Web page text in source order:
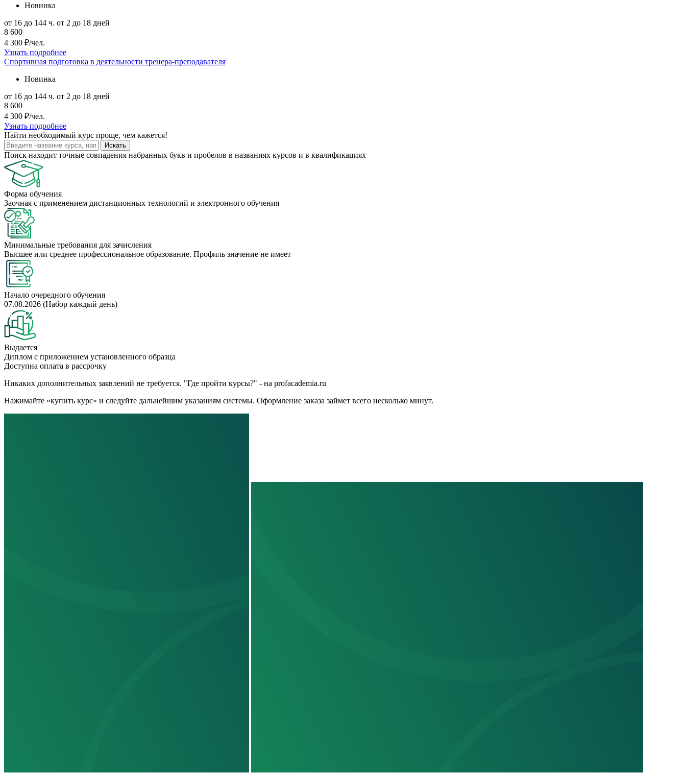
Новинка
от 16 до 144 ч. от 2 до 18 дней
8 600
4 300 ₽/чел.
Узнать подробнее
Спортивная подготовка в деятельности тренера-преподавателя
Новинка
от 16 до 144 ч. от 2 до 18 дней
8 600
4 300 ₽/чел.
Узнать подробнее
Найти необходимый курс проще, чем кажется!
Искать
Поиск находит точные совпадения набранных букв и пробелов в названиях курсов и в квалификациях
Форма обучения
Заочная с применением дистанционных технологий и электронного обучения
Минимальные требования для зачисления
Высшее или среднее профессиональное образование. Профиль значение не имеет
Начало очередного обучения
07.08.2026 (Набор каждый день)
Выдается
Диплом с приложением установленного образца
Доступна оплата в рассрочку
Никаких дополнительных заявлений не требуется. "Где пройти курсы?" - на profacademia.ru
Нажимайте «купить курс» и следуйте дальнейшим указаниям системы. Оформление заказа займет всего несколько минут.